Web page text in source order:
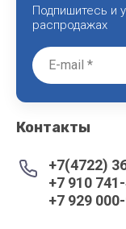
Подпишитесь и
распродажах
Контакты
+7(4722)
+7 910
+7 929